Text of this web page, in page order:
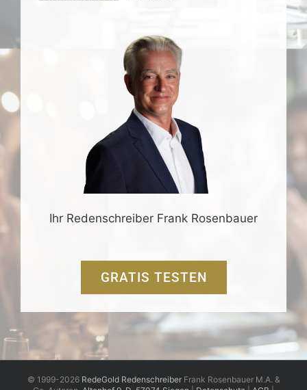
Ihr Redenschreiber Frank Rosenbauer
GRATIS TESTEN
© 1999-2026 RedeGold RedenschreiberFrank Rosenbauer M.A. &